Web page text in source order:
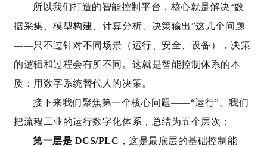
所以我们打造的智能控制平台，核心就是解决“数
据采集、模型构建、计算分析、决策输出”这几个问题
——只不过针对不同场景（运行、安全、设备），决策
的逻辑和过程会有所不同。这就是智能控制体系的本
质：用数字系统替代人的决策。
接下来我们聚焦第一个核心问题——“运行”。我们
把流程工业的运行数字化体系，总结为五个层次：
第一层是 DCS/PLC ，这是最底层的基础控制能